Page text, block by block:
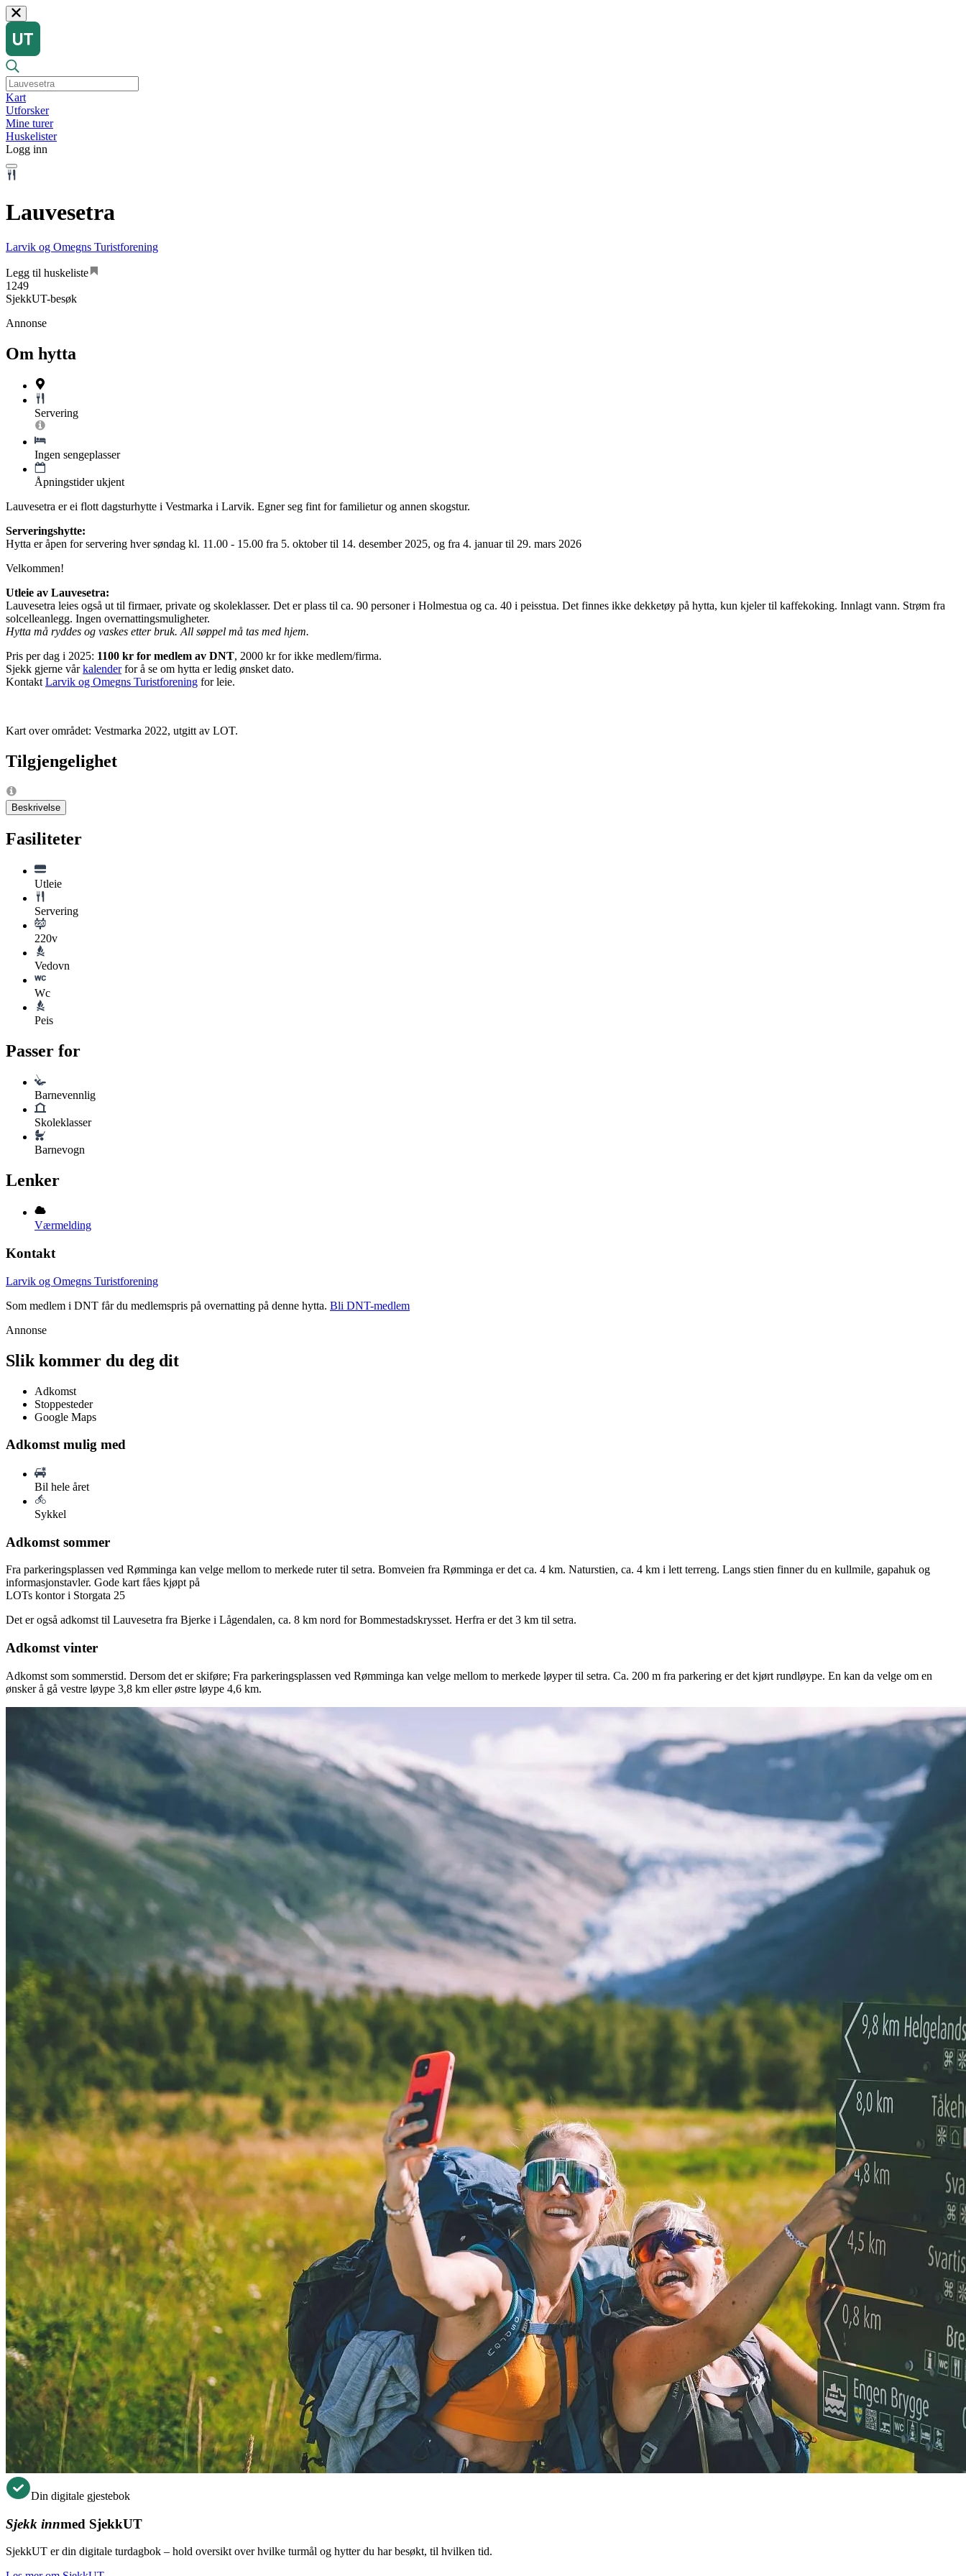
Kart
Utforsker
Mine turer
Huskelister
Logg inn
Lauvesetra
Larvik og Omegns Turistforening
Legg til huskeliste
1249
SjekkUT-besøk
Annonse
Om hytta
Servering
Ingen sengeplasser
Åpningstider ukjent
Lauvesetra er ei flott dagsturhytte i Vestmarka i Larvik. Egner seg fint for familietur og annen skogstur.
Serveringshytte:
Hytta er åpen for servering hver søndag kl. 11.00 - 15.00 fra 5. oktober til 14. desember 2025, og fra 4. januar til 29. mars 2026
Velkommen!
Utleie av Lauvesetra:
Lauvesetra leies også ut til firmaer, private og skoleklasser. Det er plass til ca. 90 personer i Holmestua og ca. 40 i peisstua. Det finnes ikke dekketøy på hytta, kun kjeler til kaffekoking. Innlagt vann. Strøm fra
solcelleanlegg. Ingen overnattingsmuligheter.
Hytta må ryddes og vaskes etter bruk. All søppel må tas med hjem.
Pris per dag i 2025: 1100 kr for medlem av DNT, 2000 kr for ikke medlem/firma.
Sjekk gjerne vårkalenderfor å se om hytta er ledig ønsket dato.
Kontakt Larvik og Omegns Turistforening for leie.
Kart over området: Vestmarka 2022, utgitt av LOT.
Tilgjengelighet
Beskrivelse
Fasiliteter
Utleie
Servering
220v
Vedovn
Wc
Peis
Passer for
Barnevennlig
Skoleklasser
Barnevogn
Lenker
Værmelding
Kontakt
Larvik og Omegns Turistforening
Som medlem i DNT får du medlemspris på overnatting på denne hytta. Bli DNT-medlem
Annonse
Slik kommer du deg dit
Adkomst
Stoppesteder
Google Maps
Adkomst mulig med
Bil hele året
Sykkel
Adkomst sommer
Fra parkeringsplassen ved Rømminga kan velge mellom to merkede ruter til setra. Bomveien fra Rømminga er det ca. 4 km. Naturstien, ca. 4 km i lett terreng. Langs stien finner du en kullmile, gapahuk og
informasjonstavler. Gode kart fåes kjøpt på
LOTs kontor i Storgata 25
Det er også adkomst til Lauvesetra fra Bjerke i Lågendalen, ca. 8 km nord for Bommestadskrysset. Herfra er det 3 km til setra.
Adkomst vinter
Adkomst som sommerstid. Dersom det er skiføre; Fra parkeringsplassen ved Rømminga kan velge mellom to merkede løyper til setra. Ca. 200 m fra parkering er det kjørt rundløype. En kan da velge om en
ønsker å gå vestre løype 3,8 km eller østre løype 4,6 km.
Din digitale gjestebok
Sjekk innmed SjekkUT
SjekkUT er din digitale turdagbok – hold oversikt over hvilke turmål og hytter du har besøkt, til hvilken tid.